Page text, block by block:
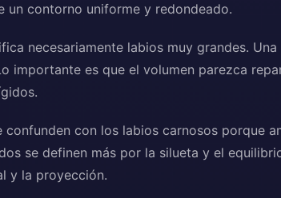
un contorno uniforme y redondeado.
necesariamente labios muy grandes.
importante es que el volumen parezca
confunden con los labios carnosos porque
se definen más por la silueta y el
y la proyección.